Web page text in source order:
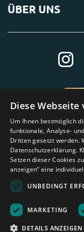
ÜBER UNS
Nederland|
Diese
Um Ihnen bestmöglich
funktionale, Analyse-
Dritten gesetzt werden.
Datenschutzerklärung.
Setzen dieser Cookies
anzeigen“ eine
UNBEDINGT
MARKETING
DETAILS ANZEIGEN